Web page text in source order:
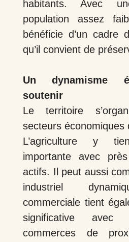
habitants. Avec
population assez
bénéficie d’un cadre
qu’il convient de
Un dynamisme
soutenir
Le territoire
secteurs économiques
L’agriculture y
importante avec
actifs. Il peut aussi
industriel
commerciale tient
significative avec
commerces de